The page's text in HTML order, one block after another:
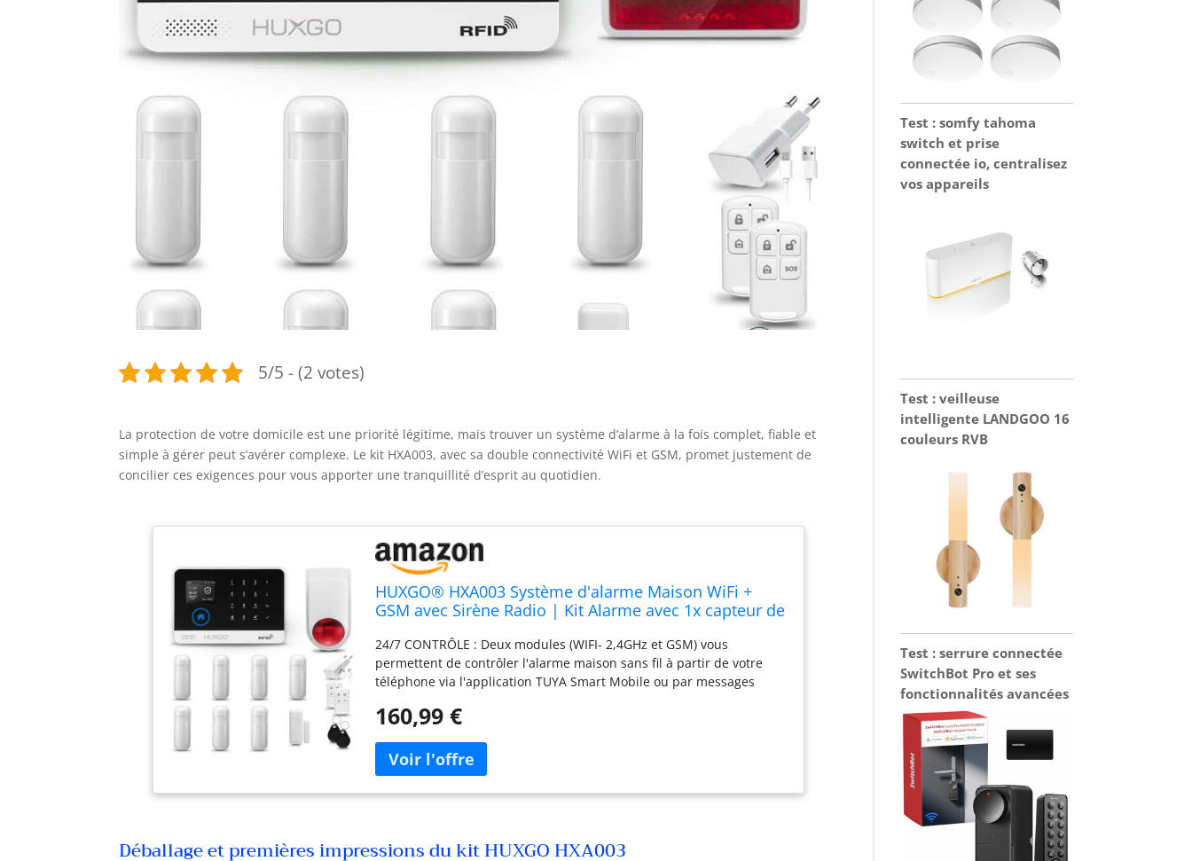
5/5 - (2 votes)
La protection de votre domicile est une priorité légitime, mais trouver un système d’alarme à la fois complet, fiable et
simple à gérer peut s’avérer complexe. Le kit HXA003, avec sa double connectivité WiFi et GSM, promet justement de
concilier ces exigences pour vous apporter une tranquillité d’esprit au quotidien.
HUXGO® HXA003 Système d'alarme Maison WiFi +
GSM avec Sirène Radio | Kit Alarme avec 1x capteur de
Maison Intelligente avec alertes SMS
24/7 CONTRÔLE : Deux modules (WIFI- 2,4GHz et GSM) vous
permettent de contrôler l'alarme maison sans fil à partir de votre
téléphone via l'application TUYA Smart Mobile ou par messages
FACILE À UTILISER : logiciel d'alarme intuitif et instructions sont
cambriolage ; avec protection contre le sabotage ; Notification
d'alarme au téléphone (SMS de langue ou application) Planification
du délai de production de programmation; Activation par
équipée d'un écran couleur (2,4") et d'un clavier tactile COMPATIBLE
160,99 €
Déballage et premières impressions du kit HUXGO HXA003
Test : somfy tahoma
switch et prise
connectée io, centralisez
vos appareils
Test : veilleuse
intelligente LANDGOO 16
couleurs RVB
Test : serrure connectée
SwitchBot Pro et ses
fonctionnalités avancées